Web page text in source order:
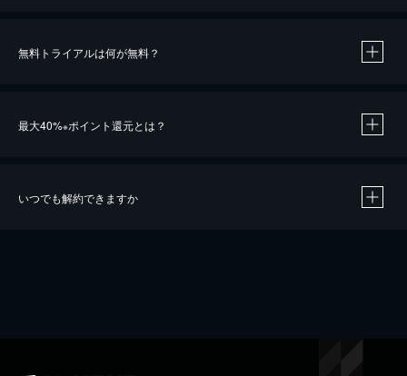
無料トライアルは何が無料？
最大40%※ポイント還元とは？
いつでも解約できますか